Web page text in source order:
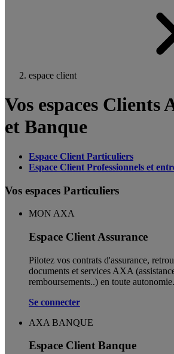
espace client
Vos espaces Clients
et Banque
Espace Client Particuliers
Espace Client Professionnels et
Vos espaces Particuliers
MON AXA
Espace Client Assurance
Pilotez vos contrats d'assurance,
documents et services AXA
remboursements..) en toute autonomie. ​
Se connecter
AXA BANQUE
Espace Client Banque